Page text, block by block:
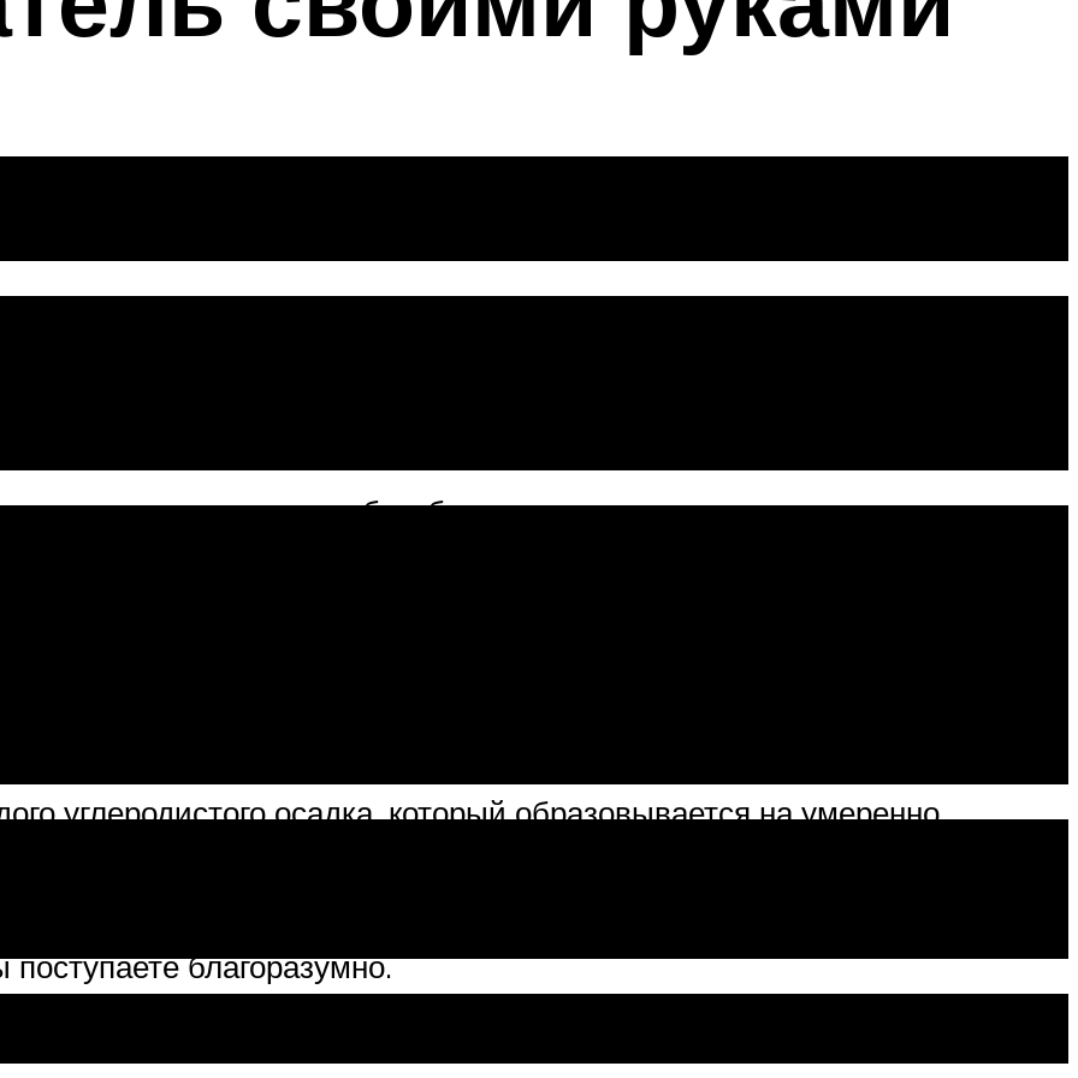
необходима промывка
заключается в том, чтобы убрать внутри двигателя различного рода
снижают мощность и ухудшают его работу. Когда ДВС
циркулирует горячее масло. Маслу приходится контактировать с
что вызывает процесс окисления масла. А это, в свою очередь,
окисления – углеродистым отложениям в двигателе. Это может
и образуется на поверхностях, которые нагреваются от 450 до 950°
углеродистого осадка, который образовывается на умеренно
внутренняя поверхность поршня и юбка, поршневые пальцы и
клапанов. А также шлам – суспензия из нерастворимых
присутствуют в масле. Поэтому задумываясь над тем, промывочное
благоразумно.
двигателя нужна обязательно. Например: